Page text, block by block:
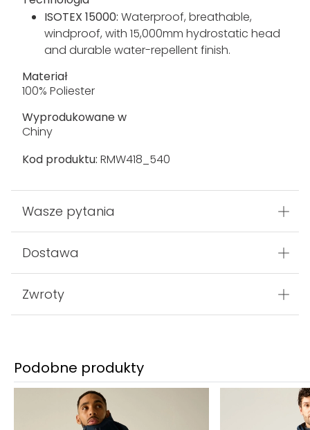
ISOTEX 15000: Waterproof, breathable,
windproof, with 15,000mm hydrostatic head
and durable water-repellent finish.
Materiał
100% Poliester
Wyprodukowane w
Chiny
Kod produktu: RMW418_540
Wasze pytania
Dostawa
Zwroty
Podobne produkty